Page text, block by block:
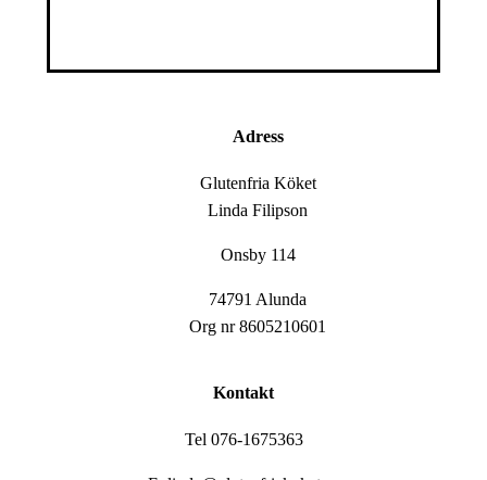
Adress
Glutenfria Köket
Linda Filipson
Onsby 114
74791 Alunda
Org nr 8605210601
Kontakt
Tel 076-1675363